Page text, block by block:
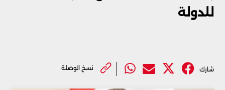
للدولة
شارك نسخ الوصلة